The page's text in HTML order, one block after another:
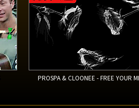
PROSPA & CLOONEE - FREE YOUR